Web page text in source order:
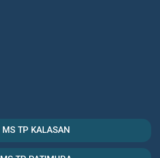
MS TP KALASAN